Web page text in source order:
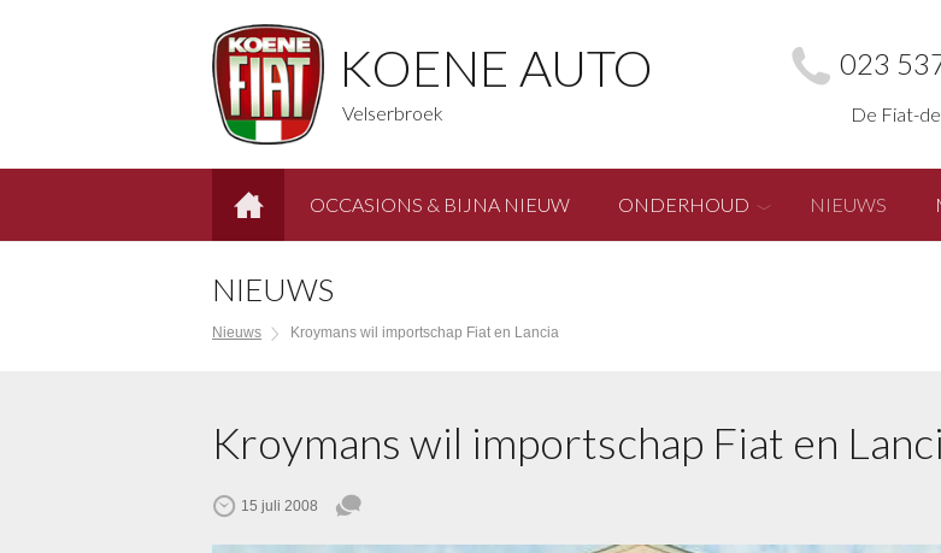
KOENE AUTO
Velserbroek
023
De Fiat-
OCCASIONS & BIJNA NIEUW ONDERHOUD NIEUWS
NIEUWS
Nieuws Kroymans wil importschap Fiat en Lancia
Kroymans wil importschap Fiat en
15 juli 2008